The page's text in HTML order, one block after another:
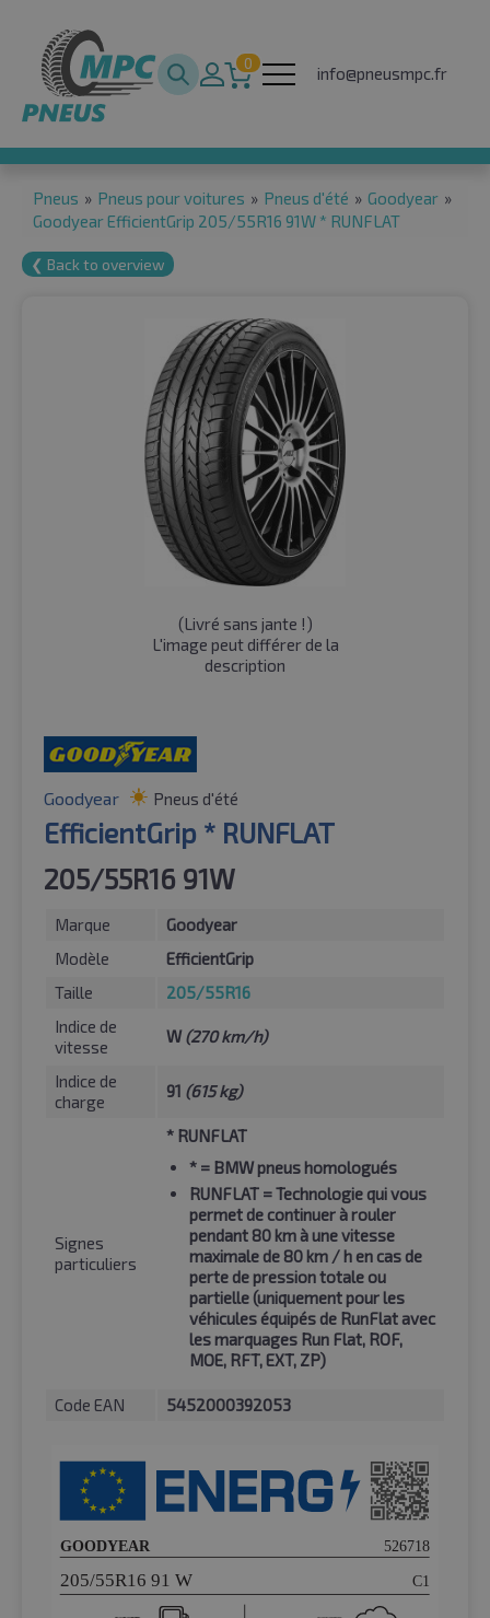
0
info@pneusmpc.fr
Pneus » Pneus pour voitures » Pneus d'été » Goodyear »
Goodyear EfficientGrip 205/55R16 91W * RUNFLAT
❮ Back to overview
(Livré sans jante !)
L'image peut différer de la
description
Goodyear Pneus d'été
EfficientGrip * RUNFLAT
205/55R16 91W
Marque
Goodyear
Modèle
EfficientGrip
Taille
205/55R16
Indice de
vitesse
W (270 km/h)
Indice de
charge
91 (615 kg)
Signes
particuliers
* RUNFLAT
* = BMW pneus homologués
RUNFLAT = Technologie qui vous
permet de continuer à rouler
pendant 80 km à une vitesse
maximale de 80 km / h en cas de
perte de pression totale ou
partielle (uniquement pour les
véhicules équipés de RunFlat avec
les marquages Run Flat, ROF,
MOE, RFT, EXT, ZP)
Code EAN 5452000392053